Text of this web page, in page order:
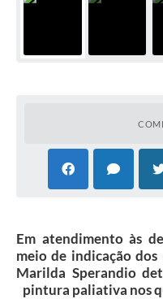
Em atendimento às
meio de indicação
Marilda Sperandio
pintura paliativa nos